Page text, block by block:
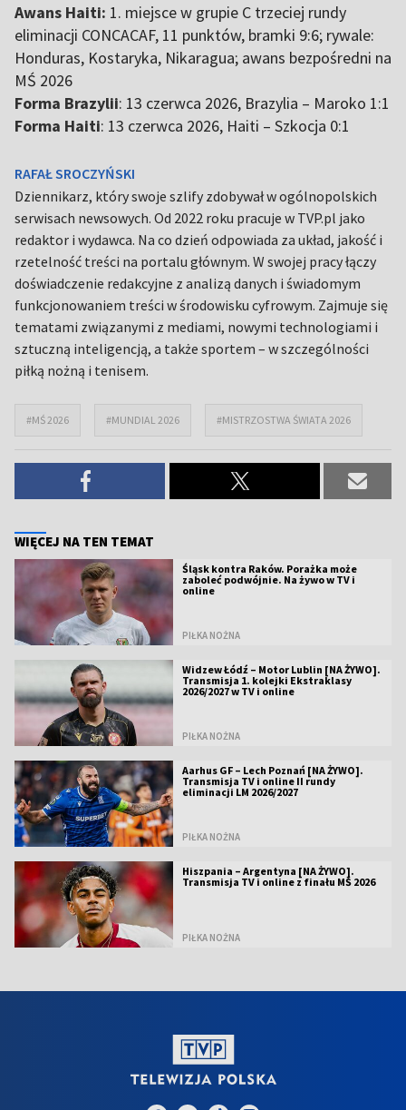
Awans Haiti: 1. miejsce w grupie C trzeciej rundy
eliminacji CONCACAF, 11 punktów, bramki 9:6; rywale:
Honduras, Kostaryka, Nikaragua; awans bezpośredni na
MŚ 2026
Forma Brazylii: 13 czerwca 2026, Brazylia – Maroko 1:1
Forma Haiti: 13 czerwca 2026, Haiti – Szkocja 0:1
RAFAŁ SROCZYŃSKI
Dziennikarz, który swoje szlify zdobywał w ogólnopolskich
serwisach newsowych. Od 2022 roku pracuje w TVP.pl jako
redaktor i wydawca. Na co dzień odpowiada za układ, jakość i
rzetelność treści na portalu głównym. W swojej pracy łączy
doświadczenie redakcyjne z analizą danych i świadomym
funkcjonowaniem treści w środowisku cyfrowym. Zajmuje się
tematami związanymi z mediami, nowymi technologiami i
sztuczną inteligencją, a także sportem – w szczególności
piłką nożną i tenisem.
#MŚ 2026 #MUNDIAL 2026 #MISTRZOSTWA ŚWIATA 2026
WIĘCEJ NA TEN TEMAT
Śląsk kontra Raków. Porażka może
zaboleć podwójnie. Na żywo w TV i
online
PIŁKA NOŻNA
Widzew Łódź – Motor Lublin [NA ŻYWO].
Transmisja 1. kolejki Ekstraklasy
2026/2027 w TV i online
PIŁKA NOŻNA
Aarhus GF – Lech Poznań [NA ŻYWO].
Transmisja TV i online II rundy
eliminacji LM 2026/2027
PIŁKA NOŻNA
Hiszpania – Argentyna [NA ŻYWO].
Transmisja TV i online z finału MŚ 2026
PIŁKA NOŻNA